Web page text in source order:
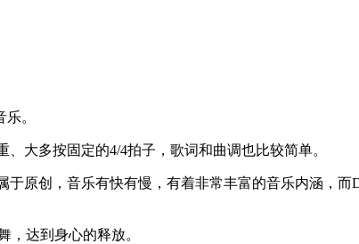
。
大多按固定的4/4拍子，歌词和曲调也比较简单。
原创，音乐有快有慢，有着非常丰富的音乐内涵，而
，达到身心的释放。